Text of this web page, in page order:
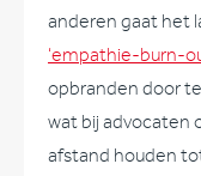
anderen gaat het
‘empathie-burn-
opbranden door
wat bij advocaten
afstand houden